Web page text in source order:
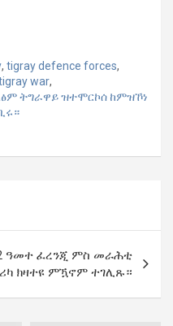
, tigray defence forces,
war,
ትግራዋይ ዝተሞርኮሰ ከምዝኾነ
ዓመተ ፈረንጂ ምስ መራሕቲ
ክዛተዩ ምዃኖም ተገሊጹ።